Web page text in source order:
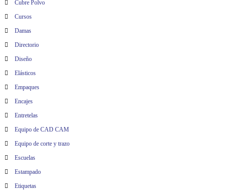
Cubre Polvo
Cursos
Damas
Directorio
Diseño
Elásticos
Empaques
Encajes
Entretelas
Equipo de CAD CAM
Equipo de corte y trazo
Escuelas
Estampado
Etiquetas